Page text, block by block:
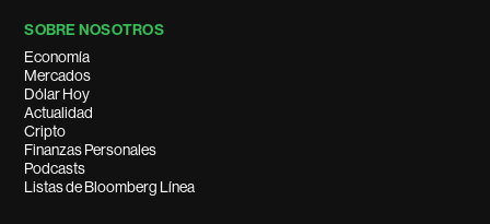
SOBRE NOSOTROS
Economía
Mercados
Dólar Hoy
Actualidad
Cripto
Finanzas Personales
Podcasts
Listas de Bloomberg Línea